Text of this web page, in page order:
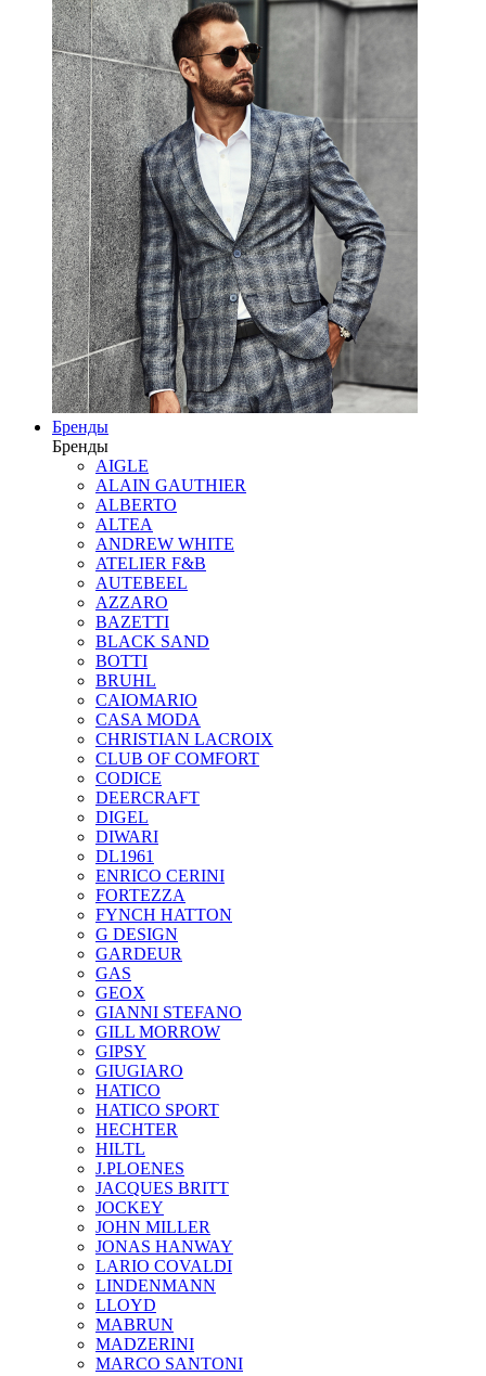
Бренды
Бренды
AIGLE
ALAIN GAUTHIER
ALBERTO
ALTEA
ANDREW WHITE
ATELIER F&B
AUTEBEEL
AZZARO
BAZETTI
BLACK SAND
BOTTI
BRUHL
CAIOMARIO
CASA MODA
CHRISTIAN LACROIX
CLUB OF COMFORT
CODICE
DEERCRAFT
DIGEL
DIWARI
DL1961
ENRICO CERINI
FORTEZZA
FYNCH HATTON
G DESIGN
GARDEUR
GAS
GEOX
GIANNI STEFANO
GILL MORROW
GIPSY
GIUGIARO
HATICO
HATICO SPORT
HECHTER
HILTL
J.PLOENES
JAСQUES BRITT
JOCKEY
JOHN MILLER
JONAS HANWAY
LARIO COVALDI
LINDENMANN
LLOYD
MABRUN
MADZERINI
MARCO SANTONI